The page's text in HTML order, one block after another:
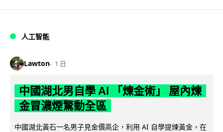
人工智能
Lawton 1 日
中國湖北男自學 AI 「煉金術」 屋內煉
金冒濃煙驚動全區
中國湖北黃石一名男子見金價高企，利用 AI 自學提煉黃金，在